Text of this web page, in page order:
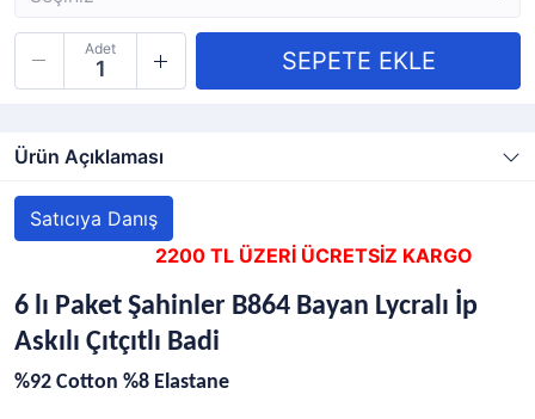
Adet
Ürün Açıklaması
Satıcıya Danış
2200 TL ÜZERİ ÜCRETSİZ KARGO
6 lı Paket Şahinler B864 Bayan Lycralı İp
Askılı Çıtçıtlı Badi
%92 Cotton %8 Elastane